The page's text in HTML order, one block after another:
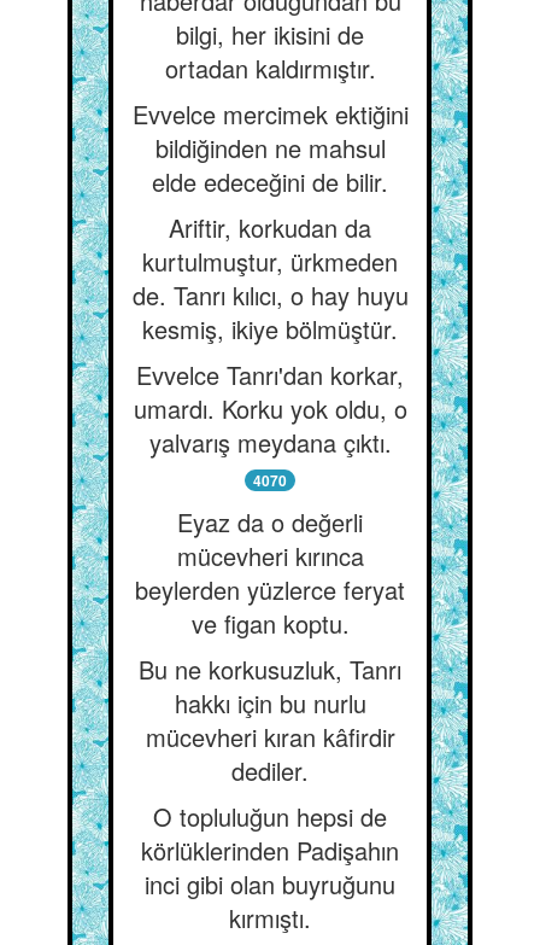
bilgi, her ikisini de
ortadan kaldırmıştır.
Evvelce mercimek ektiğini
bildiğinden ne mahsul
elde edeceğini de bilir.
Ariftir, korkudan da
kurtulmuştur, ürkmeden
de. Tanrı kılıcı, o hay huyu
kesmiş, ikiye bölmüştür.
Evvelce Tanrı'dan korkar,
umardı. Korku yok oldu, o
yalvarış meydana çıktı.
4070
Eyaz da o değerli
mücevheri kırınca
beylerden yüzlerce feryat
ve figan koptu.
Bu ne korkusuzluk, Tanrı
hakkı için bu nurlu
mücevheri kıran kâfirdir
dediler.
O topluluğun hepsi de
körlüklerinden Padişahın
inci gibi olan buyruğunu
kırmıştı.